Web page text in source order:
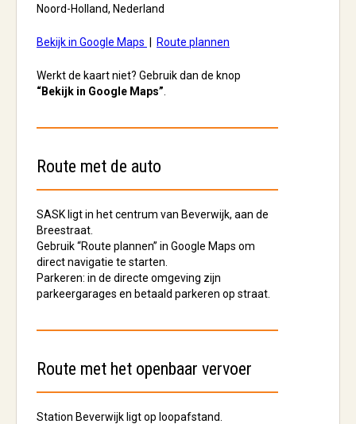
Noord-Holland, Nederland
Bekijk in Google Maps Route plannen
Werkt de kaart niet? Gebruik dan de knop
“Bekijk in Google Maps”
Route met de auto
SASK ligt in hetcentrum van Beverwijk, aan de
Breestraat.
Gebruik“Route plannen” in Google Maps om
direct navigatie te starten.
Parkeren: in de directe omgeving zijn
parkeergarages en betaald parkeren op straat.
Route met het openbaar vervoer
Station Beverwijk ligt op loopafstand.